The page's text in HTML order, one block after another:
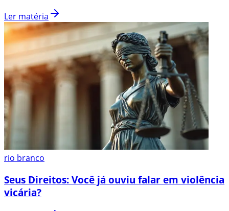
Ler matéria
rio branco
Seus Direitos: Você já ouviu falar em violência
vicária?